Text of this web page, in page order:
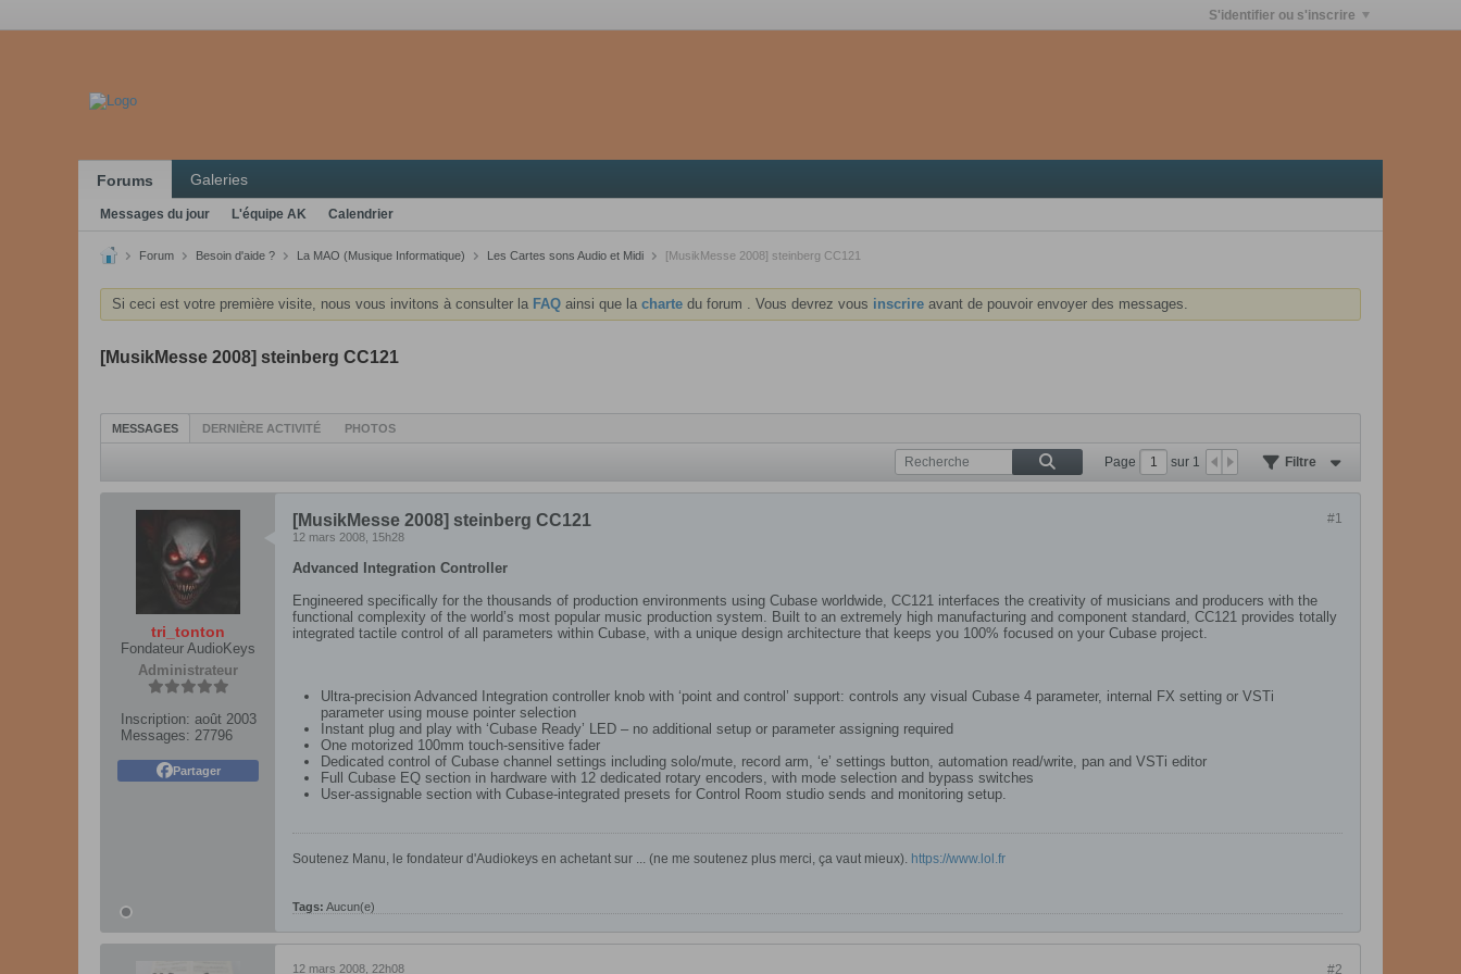
S'identifier ou s'inscrire
Forums Galeries
Messages du jour L'équipe AK Calendrier
Forum Besoin d'aide ? La MAO (Musique Informatique) Les Cartes sons Audio et Midi [MusikMesse 2008] steinberg CC121
Si ceci est votre première visite, nous vous invitons à consulter la FAQ ainsi que la charte du forum . Vous devrez vous inscrire avant de pouvoir envoyer des messages.
[MusikMesse 2008] steinberg CC121
MESSAGES DERNIÈRE ACTIVITÉ PHOTOS
Page sur 1 Filtre
tri_tonton
Fondateur AudioKeys
Administrateur
Inscription: août 2003
Messages: 27796
Partager
#1
[MusikMesse 2008] steinberg CC121
12 mars 2008, 15h28
Advanced Integration Controller
Engineered specifically for the thousands of production environments using Cubase worldwide, CC121 interfaces the creativity of musicians and producers with the
functional complexity of the world’s most popular music production system. Built to an extremely high manufacturing and component standard, CC121 provides totally
integrated tactile control of all parameters within Cubase, with a unique design architecture that keeps you 100% focused on your Cubase project.
Ultra-precision Advanced Integration controller knob with ‘point and control’ support: controls any visual Cubase 4 parameter, internal FX setting or VSTi
parameter using mouse pointer selection
Instant plug and play with ‘Cubase Ready’ LED – no additional setup or parameter assigning required
One motorized 100mm touch-sensitive fader
Dedicated control of Cubase channel settings including solo/mute, record arm, ‘e’ settings button, automation read/write, pan and VSTi editor
Full Cubase EQ section in hardware with 12 dedicated rotary encoders, with mode selection and bypass switches
User-assignable section with Cubase-integrated presets for Control Room studio sends and monitoring setup.
Soutenez Manu, le fondateur d'Audiokeys en achetant sur ... (ne me soutenez plus merci, ça vaut mieux). https://www.lol.fr
Tags: Aucun(e)
#2
12 mars 2008, 22h08